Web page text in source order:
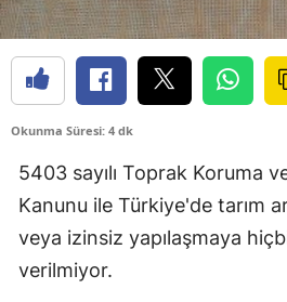
Okunma Süresi: 4 dk
5403 sayılı Toprak Koruma
Kanunu ile Türkiye'de tarım
veya izinsiz yapılaşmaya
verilmiyor.